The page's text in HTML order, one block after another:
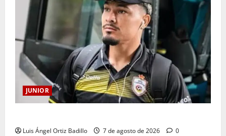
JUNIOR
Luis Ángel Ortiz Badillo 7 de agosto de 2026 0